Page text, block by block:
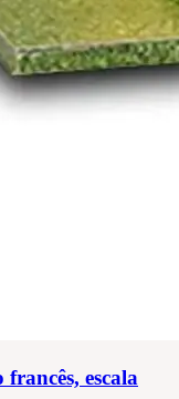
escala